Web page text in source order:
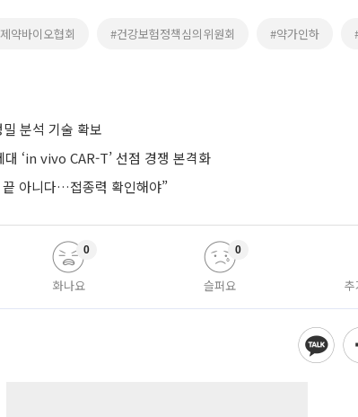
약바이오협회 #건강보험정책심의위원회 #약가인하
분석 기술 확보
‘in vivo CAR-T’ 선점 경쟁 본격화
아니다…접종력 확인해야”
화나요
0
슬퍼요
0